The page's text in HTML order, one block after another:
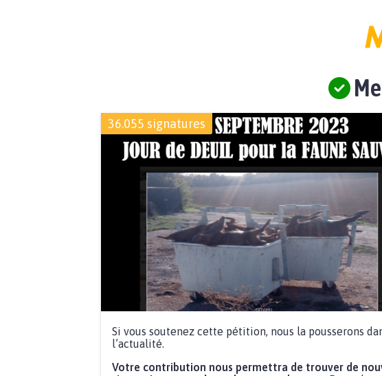
36.055 signatures
Si vous soutenez cette pétition, nous la pousserons
l’actualité.
Votre contribution nous permettra de trouver de